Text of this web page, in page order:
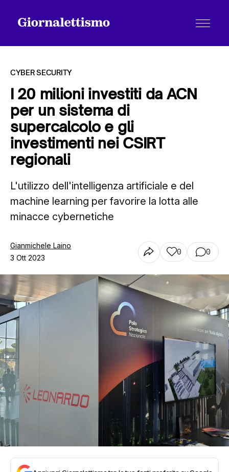
Tutti gli articoli
Chi siamo
Contatti
CYBER SECURITY
I 20 milioni investiti da ACN
per un sistema di
supercalcolo e gli
investimenti nei CSIRT
regionali
L'utilizzo dell'intelligenza artificiale e del
machine learning per favorire la lotta alle
minacce cybernetiche
Gianmichele Laino
3 Ott 2023
0 0